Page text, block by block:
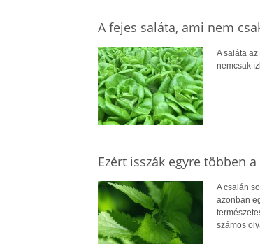
A fejes saláta, ami nem
A saláta
nemcsak
Ezért isszák egyre többen
A csalán
azonban
számos